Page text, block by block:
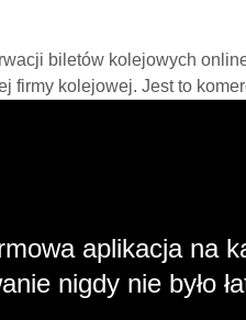
biletów kolejowych
firmy kolejowej. Jest to
aplikacja na
nigdy nie było